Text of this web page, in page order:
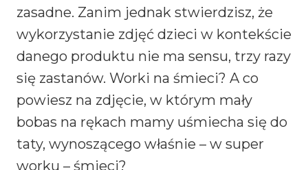
zasadne. Zanim jednak stwierdzisz, że
wykorzystanie zdjęć dzieci w kontekście
danego produktu nie ma sensu, trzy razy
się zastanów. Worki na śmieci? A co
powiesz na zdjęcie, w którym mały
bobas na rękach mamy uśmiecha się do
taty, wynoszącego właśnie – w super
worku – śmieci?